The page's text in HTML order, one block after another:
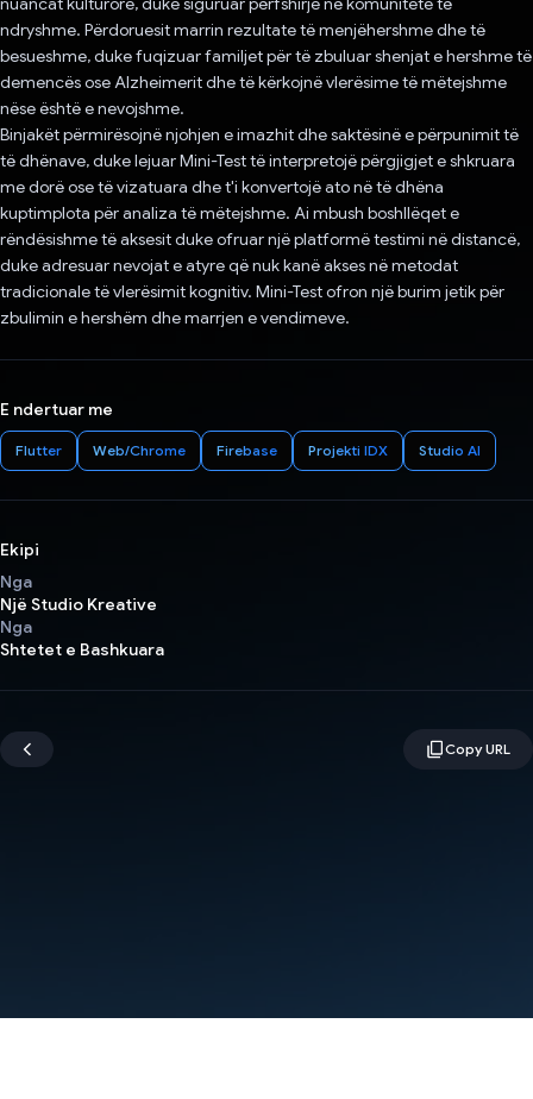
ndryshme. Përdoruesit marrin rezultate të menjëhershme dhe të
besueshme, duke fuqizuar familjet për të zbuluar shenjat e hershme të
demencës ose Alzheimerit dhe të kërkojnë vlerësime të mëtejshme
nëse është e nevojshme.
Binjakët përmirësojnë njohjen e imazhit dhe saktësinë e përpunimit të
të dhënave, duke lejuar Mini-Test të interpretojë përgjigjet e shkruara
me dorë ose të vizatuara dhe t'i konvertojë ato në të dhëna
kuptimplota për analiza të mëtejshme. Ai mbush boshllëqet e
rëndësishme të aksesit duke ofruar një platformë testimi në distancë,
duke adresuar nevojat e atyre që nuk kanë akses në metodat
tradicionale të vlerësimit kognitiv. Mini-Test ofron një burim jetik për
zbulimin e hershëm dhe marrjen e vendimeve.
E ndertuar me
Flutter Web/Chrome Firebase Projekti IDX Studio AI
Ekipi
Nga
Një Studio Kreative
Nga
Shtetet e Bashkuara